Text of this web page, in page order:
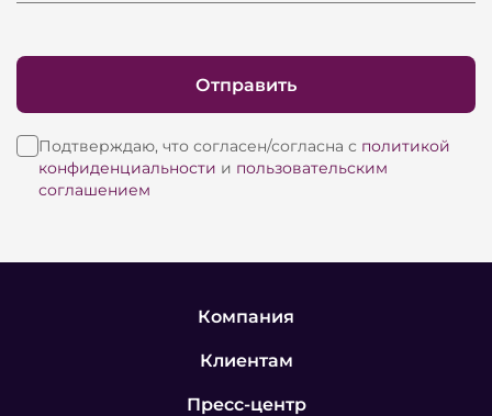
Подтверждаю, что согласен/согласна с политикой
конфиденциальности и пользовательским
соглашением
Отправить
Компания
Клиентам
Пресс-центр